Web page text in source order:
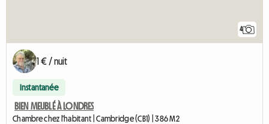
4
1 € / nuit
Instantanée
BIEN MEUBLÉ À LONDRES
Chambre chez l'habitant | Cambridge (CB1) | 386 M2